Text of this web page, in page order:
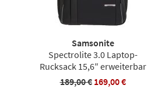
Samsonite
Spectrolite 3.0 Laptop-
Rucksack 15,6″ erweiterbar
189,00 € 169,00 €